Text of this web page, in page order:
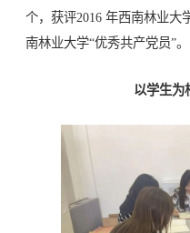
个，获评2016 年西南林业大
南林业大学“优秀共产党员”。
以学生为